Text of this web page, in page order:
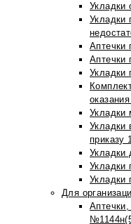
Укладки
Укладки
Аптечки
Аптечки
Укладки
Укладки
Укладки
приказу
Укладки
Укладки
Укладки
Для